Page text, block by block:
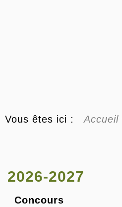
Vous êtes ici : Accueil
2026-2027
Concours